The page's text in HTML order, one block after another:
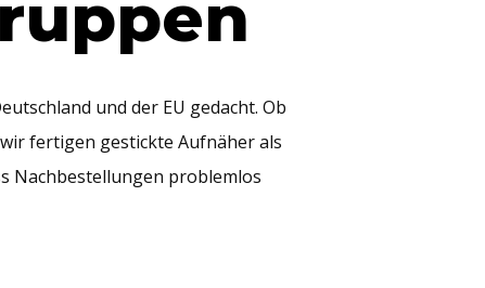
und der EU gedacht. Ob
fertigen gestickte Aufnäher als
Nachbestellungen problemlos